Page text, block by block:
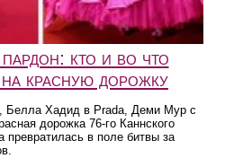
кто и во что
красную дорожку
Белла Хадид в Prada, Деми Мур с
дорожка 76-го Каннского
превратилась в поле битвы за